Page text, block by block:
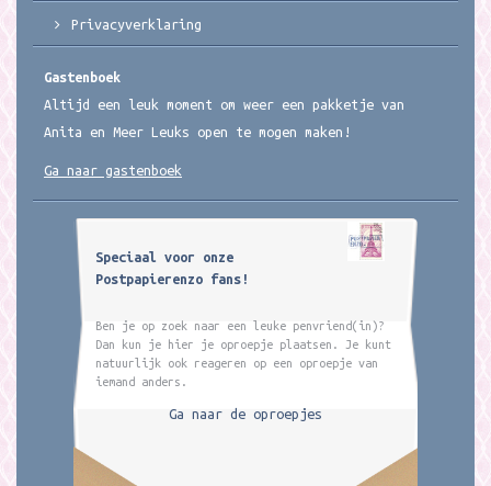
Privacyverklaring
Gastenboek
Altijd een leuk moment om weer een pakketje van
Anita en Meer Leuks open te mogen maken!
Ga naar gastenboek
Speciaal voor onze
Postpapierenzo fans!
Ben je op zoek naar een leuke penvriend(in)?
Dan kun je hier je oproepje plaatsen. Je kunt
natuurlijk ook reageren op een oproepje van
iemand anders.
Ga naar de oproepjes